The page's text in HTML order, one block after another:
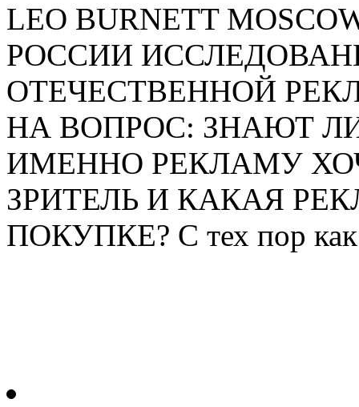
LEO BURNETT
РОССИИ
ОТЕЧЕСТВЕННОЙ
НА ВОПРОС: ЗНАЮТ
ИМЕННО РЕКЛАМУ
ЗРИТЕЛЬ И КАКАЯ
ПОКУПКЕ? С тех пор